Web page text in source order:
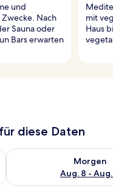
und
Nach
Sauna oder
Bars erwarten
mit
Haus
diese Daten
Aug. 7 - Aug. 8.
Morgen
Aug. 8 -
Überprüfe die